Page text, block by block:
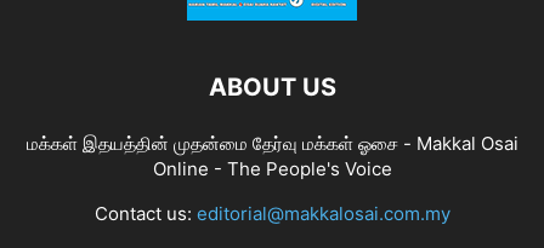
ABOUT US
மக்கள் இதயத்தின் முதன்மை தேர்வு மக்கள் ஓசை - Makkal Osai
Online - The People's Voice
Contact us: editorial@makkalosai.com.my